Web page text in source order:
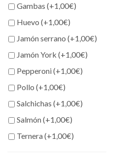
Gambas (+1,00€)
Huevo (+1,00€)
Jamón serrano (+1,00€)
Jamón York (+1,00€)
Pepperoni (+1,00€)
Pollo (+1,00€)
Salchichas (+1,00€)
Salmón (+1,00€)
Ternera (+1,00€)